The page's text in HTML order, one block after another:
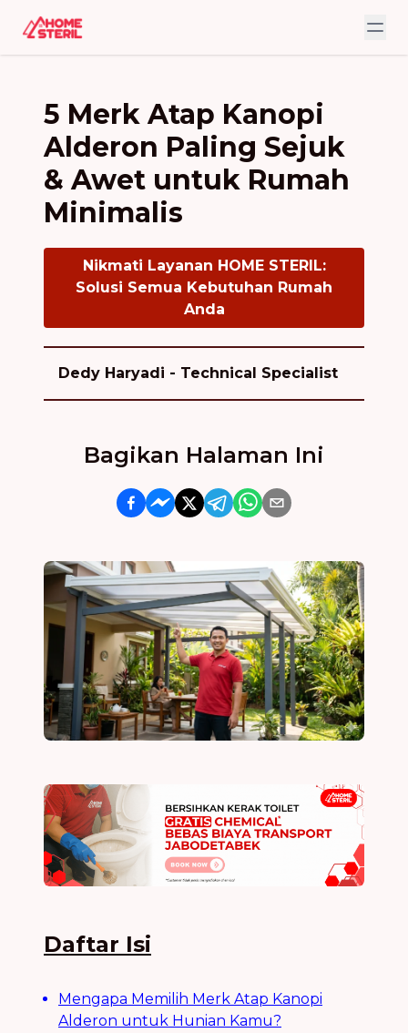
5 Merk Atap Kanopi
Alderon Paling Sejuk
& Awet untuk Rumah
Minimalis
Nikmati Layanan HOME STERIL:
Solusi Semua Kebutuhan Rumah
Anda
Dedy Haryadi - Technical Specialist
Bagikan Halaman Ini
Daftar Isi
Mengapa Memilih Merk Atap Kanopi
Alderon untuk Hunian Kamu?